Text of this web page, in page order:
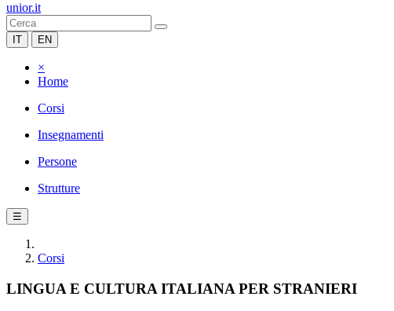
unior.it
IT EN
×
Home
Corsi
Insegnamenti
Persone
Strutture
☰
Corsi
LINGUA E CULTURA ITALIANA PER STRANIERI